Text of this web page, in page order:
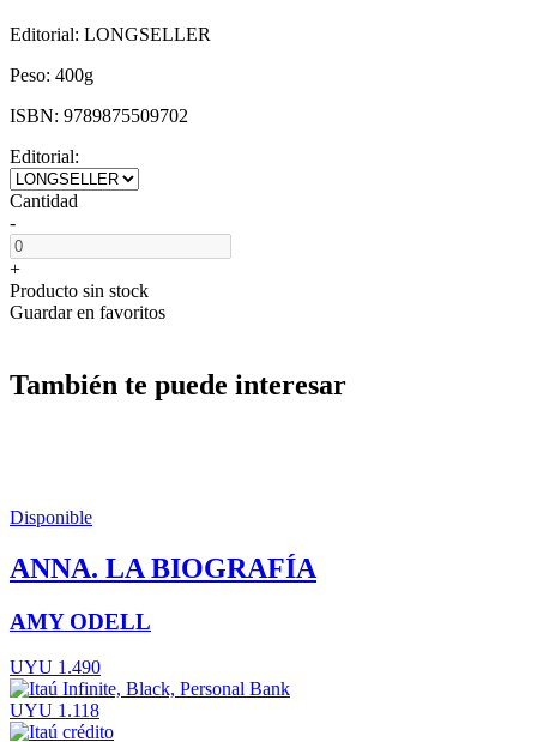
Editorial: LONGSELLER
Peso: 400g
ISBN: 9789875509702
Editorial:
Cantidad
-
+
Producto sin stock
Guardar en favoritos
También te puede interesar
Disponible
ANNA. LA BIOGRAFÍA
AMY ODELL
UYU 1.490
UYU 1.118